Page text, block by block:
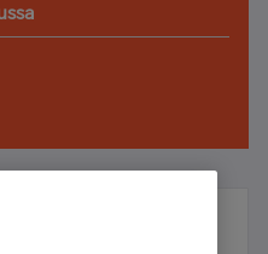
ja voita!